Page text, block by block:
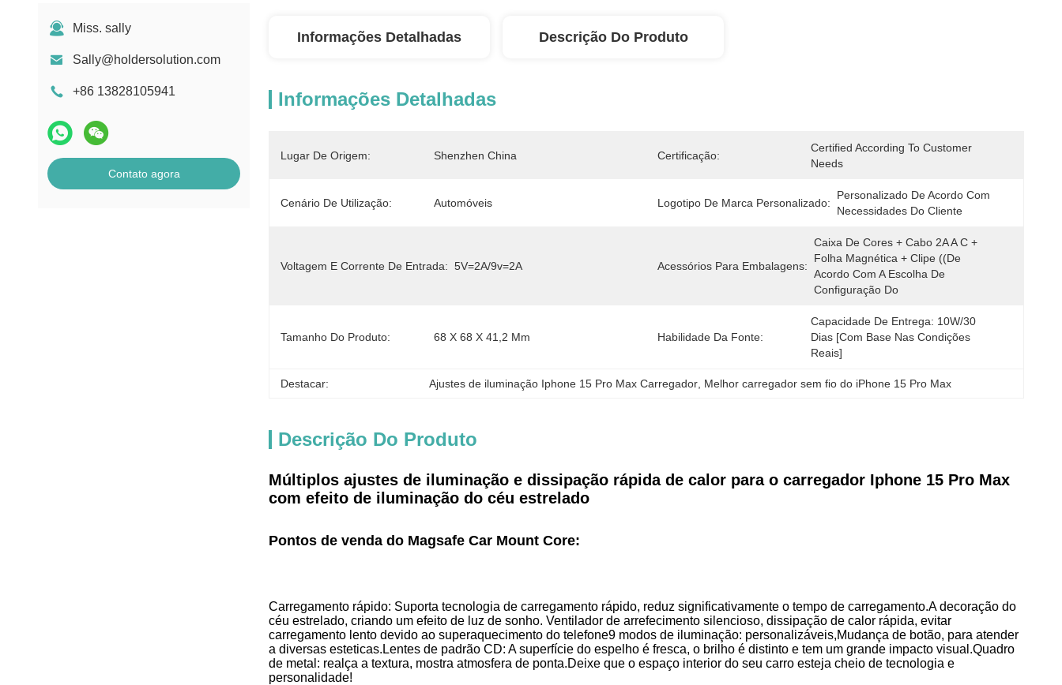
Miss. sally
Sally@holdersolution.com
+86 13828105941
Contato agora
Informações Detalhadas Descrição Do Produto
Informações Detalhadas
Lugar De Origem: Shenzhen China Certificação:
Certified According To Customer
Needs
Cenário De Utilização: Automóveis Logotipo De Marca Personalizado:
Personalizado De Acordo Com
Necessidades Do Cliente
Voltagem E Corrente De Entrada: 5V=2A/9v=2A Acessórios Para Embalagens:
Caixa De Cores + Cabo 2A A C +
Folha Magnética + Clipe ((de
Acordo Com A Escolha De
Configuração Do
Tamanho Do Produto: 68 X 68 X 41,2 Mm Habilidade Da Fonte:
Capacidade De Entrega: 10W/30
Dias [com Base Nas Condições
Reais]
Destacar: Ajustes de iluminação Iphone 15 Pro Max Carregador Melhor carregador sem fio do iPhone 15 Pro Max
Descrição Do Produto
Múltiplos ajustes de iluminação e dissipação rápida de calor para o carregador Iphone 15 Pro Max
com efeito de iluminação do céu estrelado
Pontos de venda do Magsafe Car Mount Core:
Carregamento rápido: Suporta tecnologia de carregamento rápido, reduz significativamente o tempo de carregamento.A decoração do
céu estrelado, criando um efeito de luz de sonho. Ventilador de arrefecimento silencioso, dissipação de calor rápida, evitar
carregamento lento devido ao superaquecimento do telefone9 modos de iluminação: personalizáveis,Mudança de botão, para atender
a diversas esteticas.Lentes de padrão CD: A superfície do espelho é fresca, o brilho é distinto e tem um grande impacto visual.Quadro
de metal: realça a textura, mostra atmosfera de ponta.Deixe que o espaço interior do seu carro esteja cheio de tecnologia e
personalidade!